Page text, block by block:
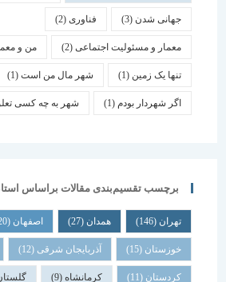
جهانی شدن(3) فناوری (2)
معمار و مسئولیت اجتماعی(2) من و معماری (1)
تنها یک زمین(1) شهر مال من است(1)
اگر شهردار بودم (1) شهر به چه کسی تعلق دارد(1)
برچسب تقسیم‌بندی مقالات براساس استان
همدان اصفهان (20)
خوزستان(15) آذربایجان شرقی(12) سمنان
کردستان(11) کرمانشاه(9) گلستان (9)